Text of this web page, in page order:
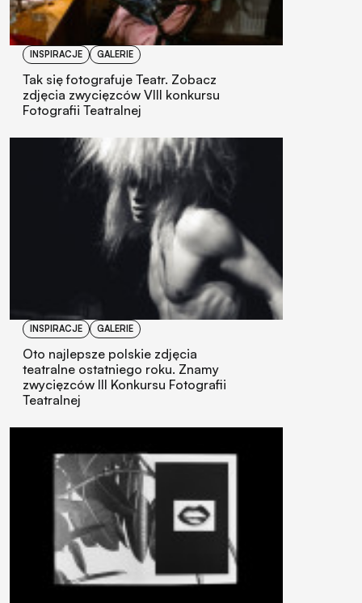
INSPIRACJE GALERIE
Tak się fotografuje Teatr. Zobacz
zdjęcia zwycięzców VIII konkursu
Fotografii Teatralnej
INSPIRACJE GALERIE
Oto najlepsze polskie zdjęcia
teatralne ostatniego roku. Znamy
zwycięzców III Konkursu Fotografii
Teatralnej